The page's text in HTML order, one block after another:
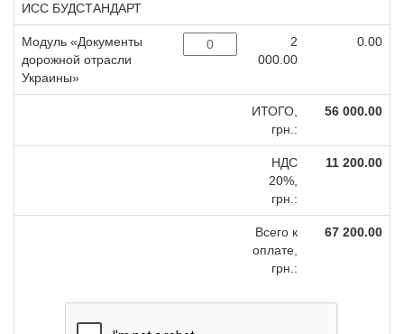
ИСС БУДСТАНДАРТ
Модуль «Документы
дорожной отрасли
Украины»
2
000.00
0.00
ИТОГО,
грн.:
56 000.00
НДС
20%,
грн.:
11 200.00
Всего к
оплате,
грн.:
67 200.00